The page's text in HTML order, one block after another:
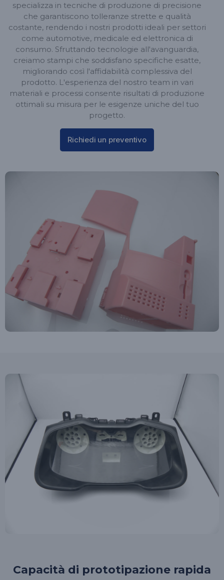
specializza in tecniche di produzione di precisione
che garantiscono tolleranze strette e qualità
costante, rendendo i nostri prodotti ideali per settori
come automotive, medicale ed elettronica di
consumo. Sfruttando tecnologie all'avanguardia,
creiamo stampi che soddisfano specifiche esatte,
migliorando così l'affidabilità complessiva del
prodotto. L'esperienza del nostro team in vari
materiali e processi consente risultati di produzione
ottimali su misura per le esigenze uniche del tuo
progetto.
Richiedi un preventivo
Capacità di prototipazione rapida